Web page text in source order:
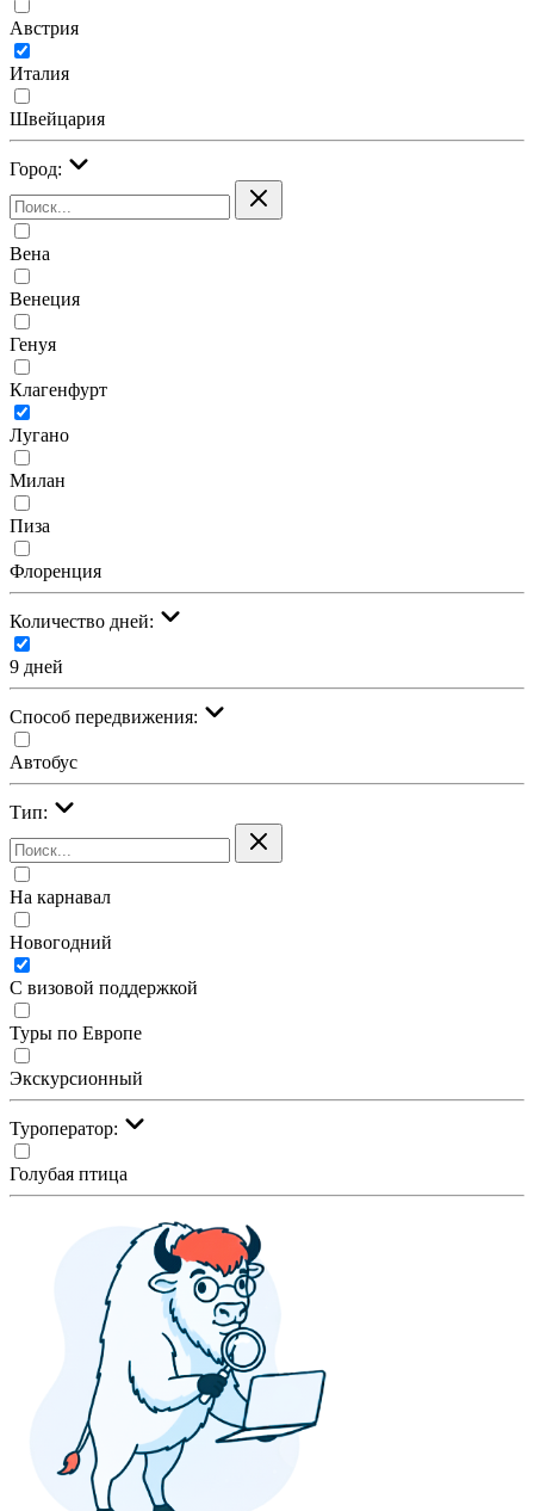
Австрия
Италия
Швейцария
Город:
Вена
Венеция
Генуя
Клагенфурт
Лугано
Милан
Пиза
Флоренция
Количество дней:
9 дней
Cпособ передвижения:
Автобус
Тип:
На карнавал
Новогодний
С визовой поддержкой
Туры по Европе
Экскурсионный
Туроператор:
Голубая птица